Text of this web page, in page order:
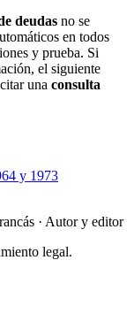
deudas no se
en todos
y prueba. Si
el siguiente
una consulta
y 1973
· Autor y editor
legal.